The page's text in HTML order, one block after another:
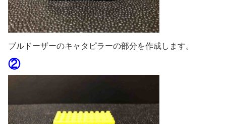
ブルドーザーのキャタピラーの部分を作成します。
②